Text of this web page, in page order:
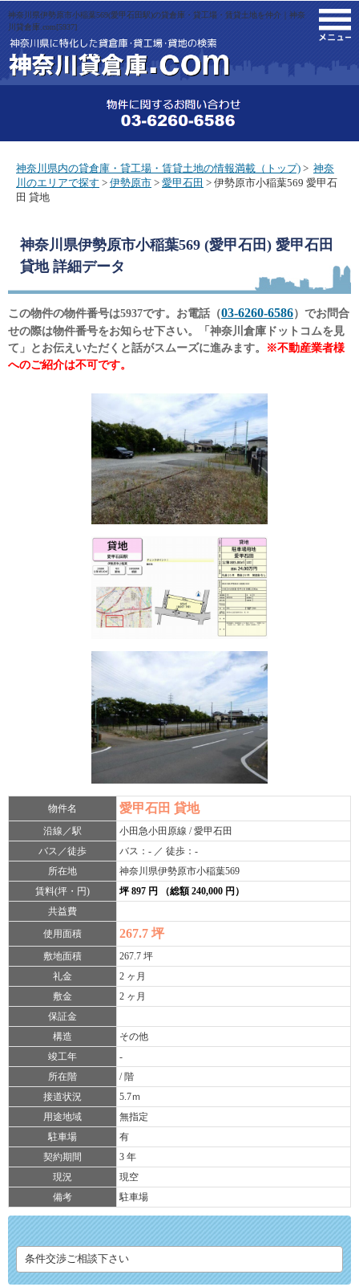
神奈川県伊勢原市小稲葉569(愛甲石田駅)の貸倉庫・貸工場・賃貸土地を仲介｜神奈
川貸倉庫.com[5937]
神奈川県内の貸倉庫・貸工場・賃貸土地の情報満載（トップ) > 神奈
川のエリアで探す > 伊勢原市 > 愛甲石田 > 伊勢原市小稲葉569 愛甲石
田 貸地
神奈川県伊勢原市小稲葉569 (愛甲石田) 愛甲石田
貸地詳細データ
この物件の物件番号は5937です。お電話（03-6260-6586）でお問合
せの際は物件番号をお知らせ下さい。「神奈川倉庫ドットコムを見
て」とお伝えいただくと話がスムーズに進みます。
※不動産業者様
へのご紹介は不可です。
物件名 愛甲石田 貸地
沿線／駅
小田急小田原線 / 愛甲石田
バス／徒歩
バス：- ／ 徒歩：-
所在地
神奈川県伊勢原市小稲葉569
賃料(坪・円)
坪 897 円 （総額 240,000 円）
共益費
使用面積
267.7 坪
敷地面積
267.7 坪
礼金
2 ヶ月
敷金
2 ヶ月
保証金
構造
その他
竣工年
-
所在階
/ 階
接道状況
5.7ｍ
用途地域
無指定
駐車場
有
契約期間
3 年
現況
現空
備考
駐車場
条件交渉ご相談下さい